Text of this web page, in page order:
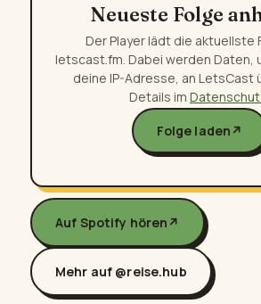
Neueste Folge
Der Player lädt die aktuellste
letscast.fm. Dabei werden Daten,
deine IP-Adresse, an LetsCast
Details im
Folge laden ↗
Auf Spotify hören ↗
Mehr auf @reise.hub